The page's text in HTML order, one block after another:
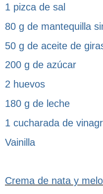
1 pizca de sal
80 g de mantequilla
50 g de aceite de
200 g de azúcar
2 huevos
180 g de leche
1 cucharada de
Vainilla
Crema de nata y